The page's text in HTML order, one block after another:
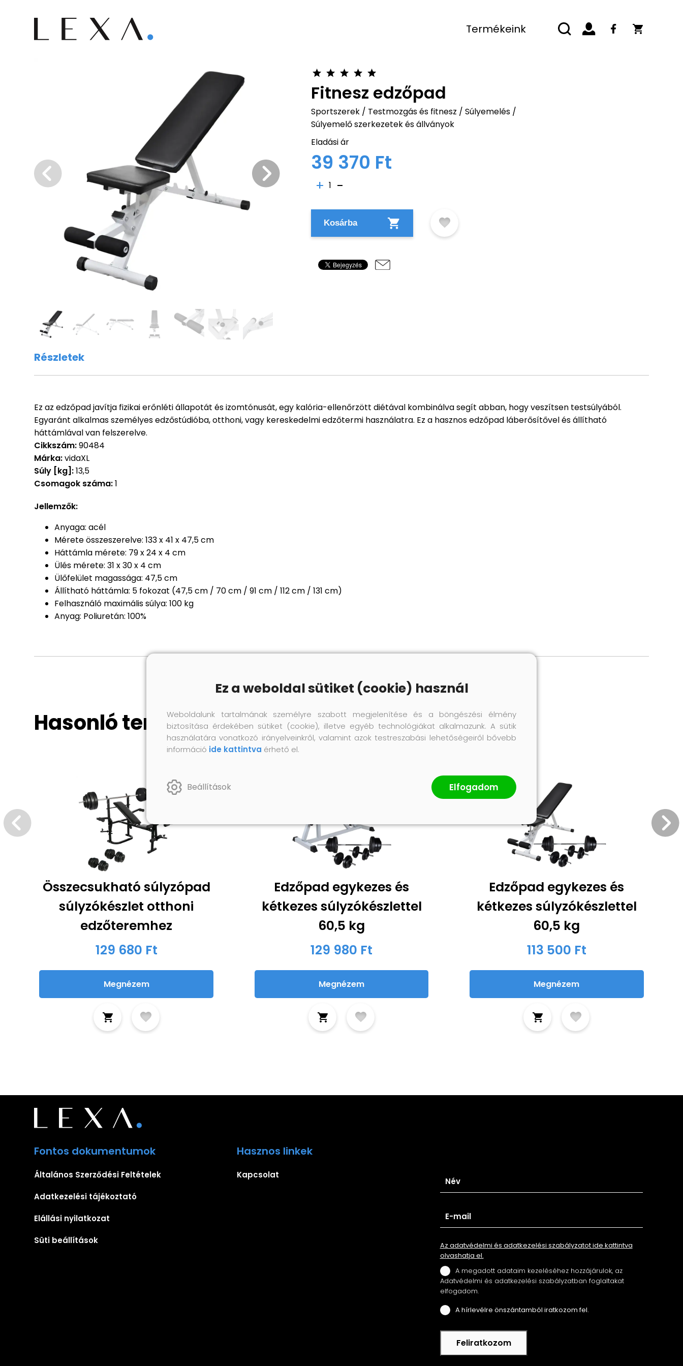
Termékeink
Fitnesz edzőpad
Sportszerek/ Testmozgás és fitnesz / Súlyemelés/
Súlyemelő szerkezetek és állványok
Eladási ár
39 370 Ft
1
Kosárba
Részletek
Ez az edzőpad javítja fizikai erőnléti állapotát és izomtónusát, egy kalória-ellenőrzött diétával kombinálva segít abban, hogy veszítsen testsúlyából.
Egyaránt alkalmas személyes edzőstúdióba, otthoni, vagy kereskedelmi edzőtermi használatra. Ez a hasznos edzőpad láberősítővel és állítható
háttámlával van felszerelve.
Cikkszám:90484
Márka:vidaXL
Súly [kg]:13,5
Csomagok száma:1
Jellemzők:
Anyaga: acél
Mérete összeszerelve: 133 x 41 x 47,5 cm
Háttámla mérete: 79 x 24 x 4 cm
Ülés mérete: 31 x 30 x 4 cm
Ülőfelület magassága: 47,5 cm
Állítható háttámla: 5 fokozat (47,5 cm / 70 cm / 91 cm / 112 cm / 131 cm)
Felhasználó maximális súlya: 100 kg
Anyag: Poliuretán: 100%
Hasonló termékek
Összecsukható súlyzópad
súlyzókészlet otthoni
edzőteremhez
129 680 Ft
Megnézem
Edzőpad egykezes és
kétkezes súlyzókészlettel
60,5 kg
129 980 Ft
Megnézem
Edzőpad egykezes és
kétkezes súlyzókészlettel
60,5 kg
113 500 Ft
Megnézem
Fontos dokumentumok
Általános Szerződési Feltételek
Adatkezelési tájékoztató
Elállási nyilatkozat
Süti beállítások
Hasznos linkek
Kapcsolat
Az adatvédelmi és adatkezelési szabályzatot ide kattintva
olvashatja el.
A megadott adataim kezeléséhez hozzájárulok, az
Adatvédelmi és adatkezelési szabályzatban foglaltakat
elfogadom.
A hírlevélre önszántamból iratkozom fel.
Feliratkozom
Ez a weboldal sütiket (cookie) használ
Weboldalunk tartalmának személyre szabott megjelenítése és a böngészési élmény
biztosítása érdekében sütiket (cookie), illetve egyéb technológiákat alkalmazunk. A sütik
használatára vonatkozó irányelveinkről, valamint azok testreszabási lehetőségeiről bővebb
információ ide kattintva érhető el.
Beállítások Elfogadom